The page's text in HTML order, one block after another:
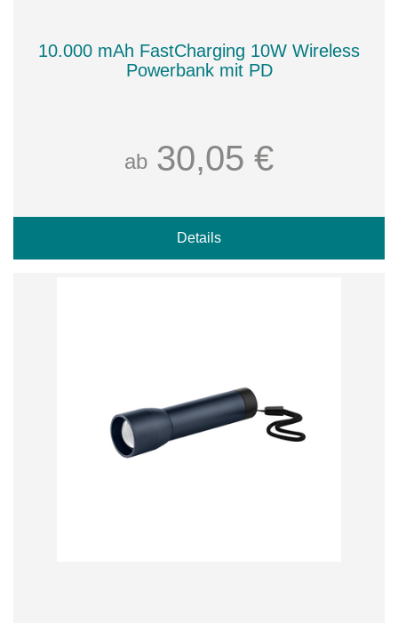
10.000 mAh FastCharging 10W Wireless
Powerbank mit PD
ab 30,05 €
Details